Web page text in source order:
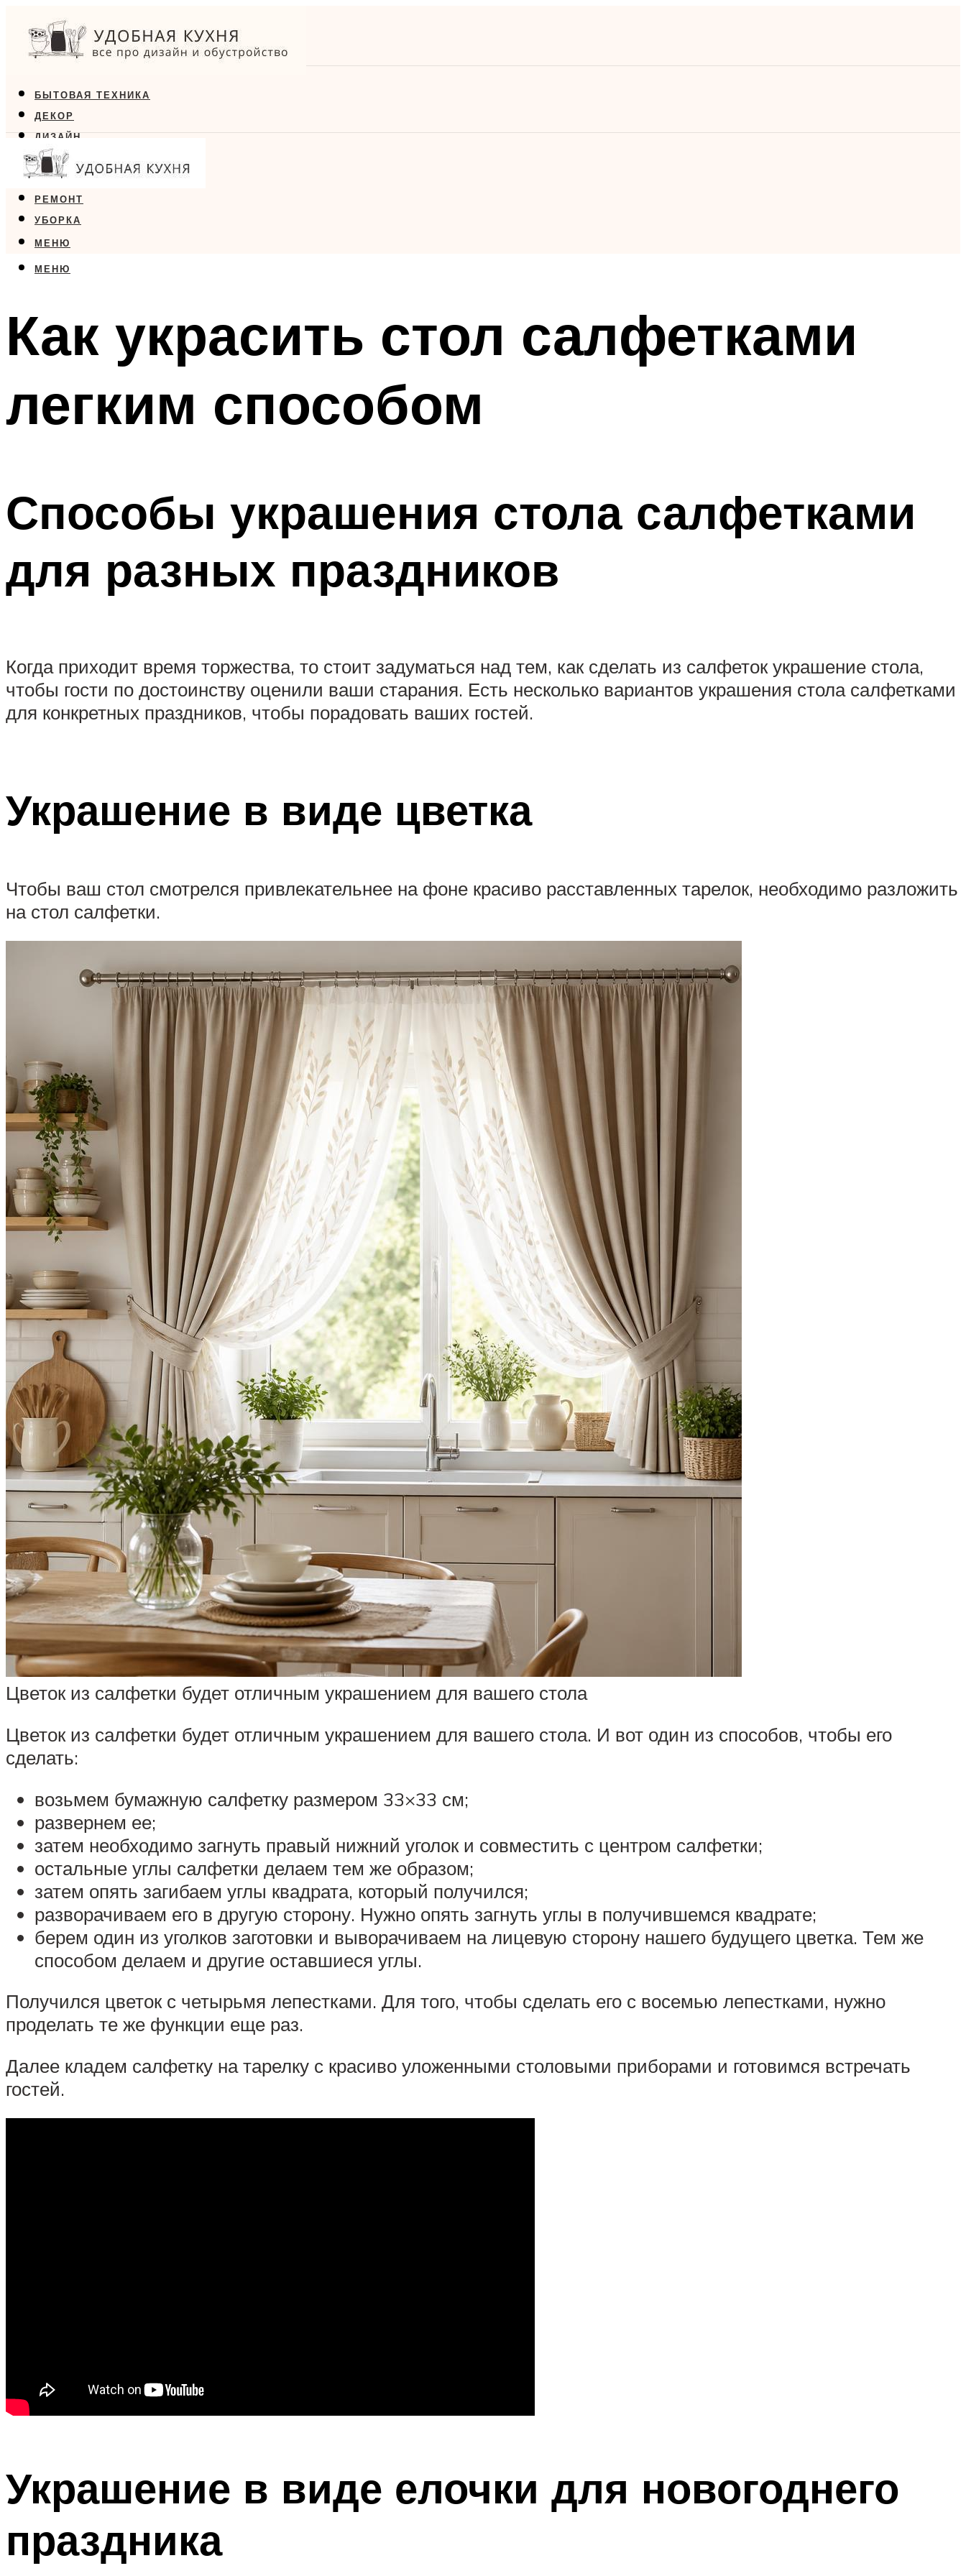
БЫТОВАЯ ТЕХНИКА
ДЕКОР
ДИЗАЙН
ЕДА
МЕБЕЛЬ
РЕМОНТ
УБОРКА
МЕНЮ
МЕНЮ
Как украсить стол салфетками
легким способом
Способы украшения стола салфетками
для разных праздников
Когда приходит время торжества, то стоит задуматься над тем, как сделать из салфеток украшение стола,
чтобы гости по достоинству оценили ваши старания. Есть несколько вариантов украшения стола салфетками
для конкретных праздников, чтобы порадовать ваших гостей.
Украшение в виде цветка
Чтобы ваш стол смотрелся привлекательнее на фоне красиво расставленных тарелок, необходимо разложить
на стол салфетки.
Цветок из салфетки будет отличным украшением для вашего стола
Цветок из салфетки будет отличным украшением для вашего стола. И вот один из способов, чтобы его
сделать:
возьмем бумажную салфетку размером 33×33 см;
развернем ее;
затем необходимо загнуть правый нижний уголок и совместить с центром салфетки;
остальные углы салфетки делаем тем же образом;
затем опять загибаем углы квадрата, который получился;
разворачиваем его в другую сторону. Нужно опять загнуть углы в получившемся квадрате;
берем один из уголков заготовки и выворачиваем на лицевую сторону нашего будущего цветка. Тем же
способом делаем и другие оставшиеся углы.
Получился цветок с четырьмя лепестками. Для того, чтобы сделать его с восемью лепестками, нужно
проделать те же функции еще раз.
Далее кладем салфетку на тарелку с красиво уложенными столовыми приборами и готовимся встречать
гостей.
Украшение в виде елочки для новогоднего
праздника